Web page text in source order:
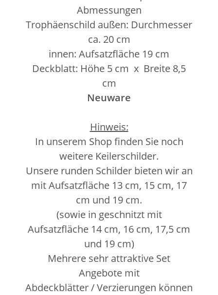
Abmessungen
Trophäenschild außen: Durchmesser
ca. 20 cm
innen: Aufsatzfläche 19 cm
Deckblatt: Höhe 5 cm x Breite 8,5
cm
Neuware
Hinweis:
In unserem Shop finden Sie noch
weitere Keilerschilder.
Unsere runden Schilder bieten wir an
mit Aufsatzfläche 13 cm, 15 cm, 17
cm und 19 cm.
(sowie in geschnitzt mit
Aufsatzfläche 14 cm, 16 cm, 17,5 cm
und 19 cm)
Mehrere sehr attraktive Set
Angebote mit
Abdeckblätter / Verzierungen können